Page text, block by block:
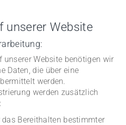
unserer Website
unserer Website benötigen wir
Daten, die über eine
werden.
werden zusätzlich
Bereithalten bestimmter